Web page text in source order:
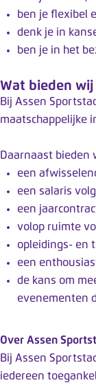
ben je flexibel
denk je in
ben je in het
Wat bieden wij
Bij Assen
maatschappelijke
Daarnaast bieden
een
een salaris
een
volop ruimte
opleidings- en
een
de kans om
evenementen
Over Assen
Bij Assen
iedereen